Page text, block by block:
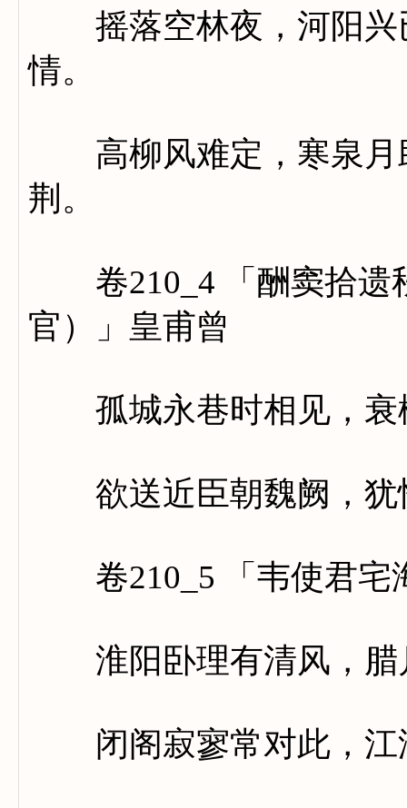
摇落空林夜，河阳兴
情。
高柳风难定，寒泉月
荆。
卷210_4 「酬窦拾遗
官）」皇甫曾
孤城永巷时相见，衰
欲送近臣朝魏阙，犹
卷210_5 「韦使君宅
淮阳卧理有清风，腊
闭阁寂寥常对此，江